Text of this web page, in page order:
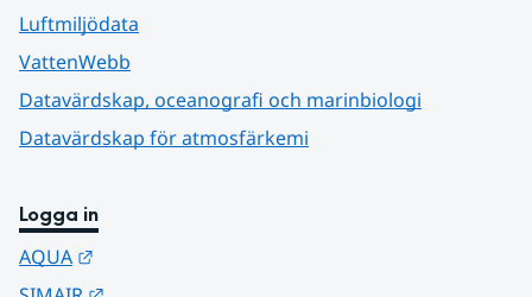
Luftmiljödata
VattenWebb
Datavärdskap, oceanografi och marinbiologi
Datavärdskap för atmosfärkemi
Logga in
AQUA